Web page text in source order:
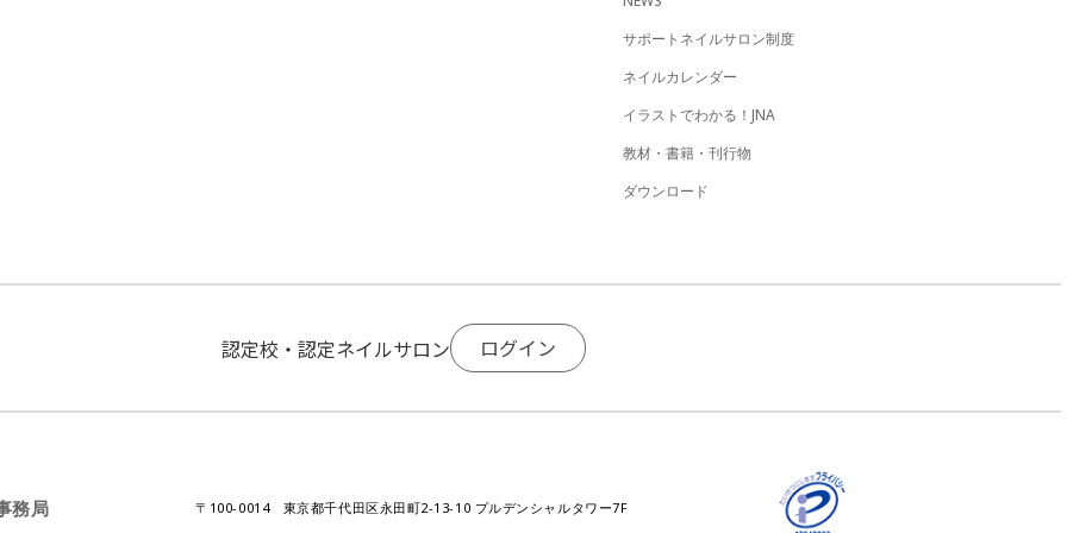
サポートネイルサロン制度
ネイルカレンダー
イラストでわかる！JNA
教材・書籍・刊行物
ダウンロード
認定校・認定ネイルサロン ログイン
務局 〒100-0014 東京都千代田区永田町2-13-10 プルデンシャルタワー7F